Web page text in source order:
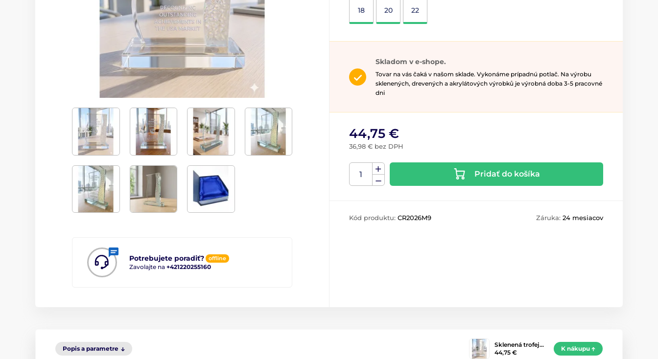
Potrebujete poradiť? offline
Zavolajte na +421220255160
18 20 22
Skladom v e-shope.
Tovar na vás čaká v našom sklade. Vykonáme prípadnú potlač. Na výrobu
sklenených, drevených a akrylátových výrobků je výrobná doba 3-5 pracovné
dni
44,75 €
36,98 € bez DPH
Pridať do košíka
Kód produktu: CR2026M9 Záruka: 24 mesiacov
Popis a parametre
Sklenená trofej…
44,75 €
K nákupu